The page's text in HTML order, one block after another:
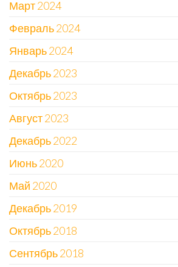
Март 2024
Февраль 2024
Январь 2024
Декабрь 2023
Октябрь 2023
Август 2023
Декабрь 2022
Июнь 2020
Май 2020
Декабрь 2019
Октябрь 2018
Сентябрь 2018